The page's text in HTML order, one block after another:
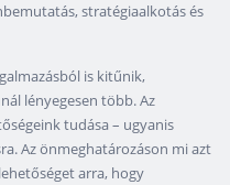
stratégiaalkotás és
is kitűnik,
lényegesen több. Az
tudása – ugyanis
Az önmeghatározáson mi azt
arra, hogy